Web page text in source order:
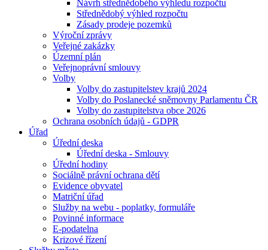
Návrh střednědobého výhledu rozpočtu
Střednědobý výhled rozpočtu
Zásady prodeje pozemků
Výroční zprávy
Veřejné zakázky
Územní plán
Veřejnoprávní smlouvy
Volby
Volby do zastupitelstev krajů 2024
Volby do Poslanecké sněmovny Parlamentu ČR
Volby do zastupitelstva obce 2026
Ochrana osobních údajů - GDPR
Úřad
Úřední deska
Úřední deska - Smlouvy
Úřední hodiny
Sociálně právní ochrana dětí
Evidence obyvatel
Matriční úřad
Služby na webu - poplatky, formuláře
Povinné informace
E-podatelna
Krizové řízení